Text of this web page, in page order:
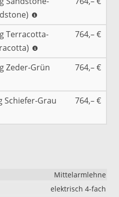
Terracotta-
764,– €
Zeder-Grün
764,– €
Schiefer-Grau
764,– €
Mittelarmlehne
elektrisch 4-fach